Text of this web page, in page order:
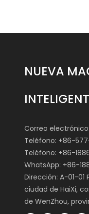
NUEVA
Correo electrónico:
Teléfono: +86-
Teléfono: +86-
WhatsApp: +86-
Dirección: A-01-01
ciudad de HaiXi,
de WenZhou,